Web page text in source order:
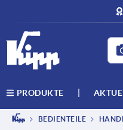
PRODUKTE
BEDIENTEILE